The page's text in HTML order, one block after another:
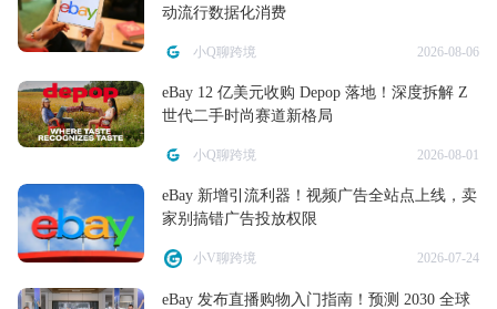
动流行数据化消费
小Q聊跨境 2026-08-06
eBay 12 亿美元收购 Depop 落地！深度拆解 Z
世代二手时尚赛道新格局
小Q聊跨境 2026-08-01
eBay 新增引流利器！视频广告全站点上线，卖
家别搞错广告投放权限
小V聊跨境 2026-07-24
eBay 发布直播购物入门指南！预测 2030 全球